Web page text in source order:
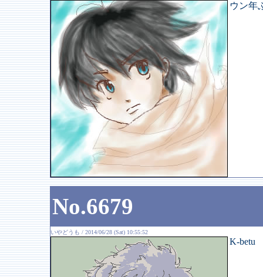
ウン年
No.6679
いやどうも / 2014/06/28 (Sat) 10:55:52
K-betu